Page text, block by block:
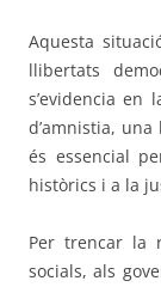
Aquesta
llibertats
s’evidencia en
d’amnistia,
és essencial
històrics i a la
Per trencar la
socials, als